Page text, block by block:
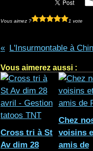
Vous aimez ? 1 vote
Vous aimerez aussi :
Cross tri à St
Av dim 28
Chez
voisins
amis de